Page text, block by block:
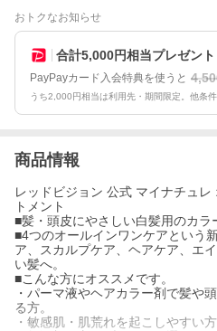
おトクなお知らせ
合計5,000円相当プレゼント
PayPayカード入会特典を使うと
うち2,000円相当は利用先・期間限定。他条件
商品情報
レッドビジョン 公式 マイナチュ
トメント
■髪・頭皮にやさしい白髪用のカラ
■4つのオールインワンケアという
ア、スカルプケア、ヘアケア、エ
い髪へ。
■こんな方にオススメです。
・パーマ液やヘアカラー剤で髪や
る方。
・敏感肌・肌荒れを起こしやすい方